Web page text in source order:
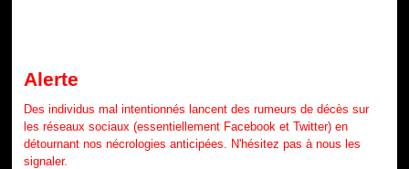
Alerte
Des individus mal intentionnés lancent des rumeurs de décès sur
les réseaux sociaux (essentiellement Facebook et Twitter) en
détournant nos nécrologies anticipées. N'hésitez pas à nous les
signaler.